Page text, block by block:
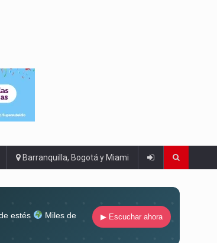
Barranquilla, Bogotá y Miami
estés
Miles de
▶ Escuchar ahora